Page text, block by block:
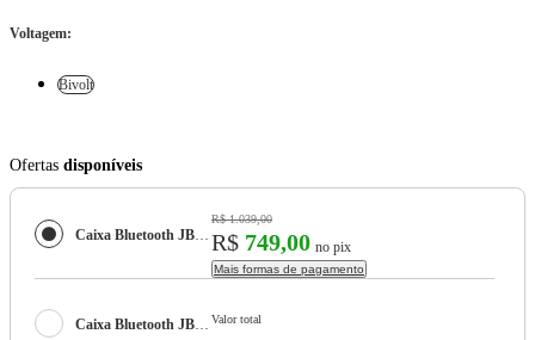
Voltagem:
Bivolt
Ofertas disponíveis
Caixa Bluetooth JBL Flip 7 à Prova d´Água Branco - JBLFLIP7WHTBR
R$ 1.039,00
R$ 749,00 no pix
Mais formas de pagamento
Caixa Bluetooth JBL Flip 7 à Prova d´Água Branco - JBLFLIP7WHTBR Valor total